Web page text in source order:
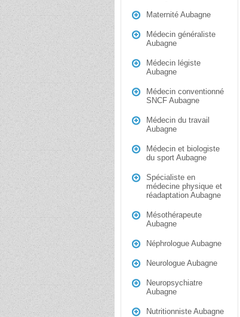
Maternité Aubagne
Médecin généraliste
Aubagne
Médecin légiste
Aubagne
Médecin conventionné
SNCF Aubagne
Médecin du travail
Aubagne
Médecin et biologiste
du sport Aubagne
Spécialiste en
médecine physique et
réadaptation Aubagne
Mésothérapeute
Aubagne
Néphrologue Aubagne
Neurologue Aubagne
Neuropsychiatre
Aubagne
Nutritionniste Aubagne